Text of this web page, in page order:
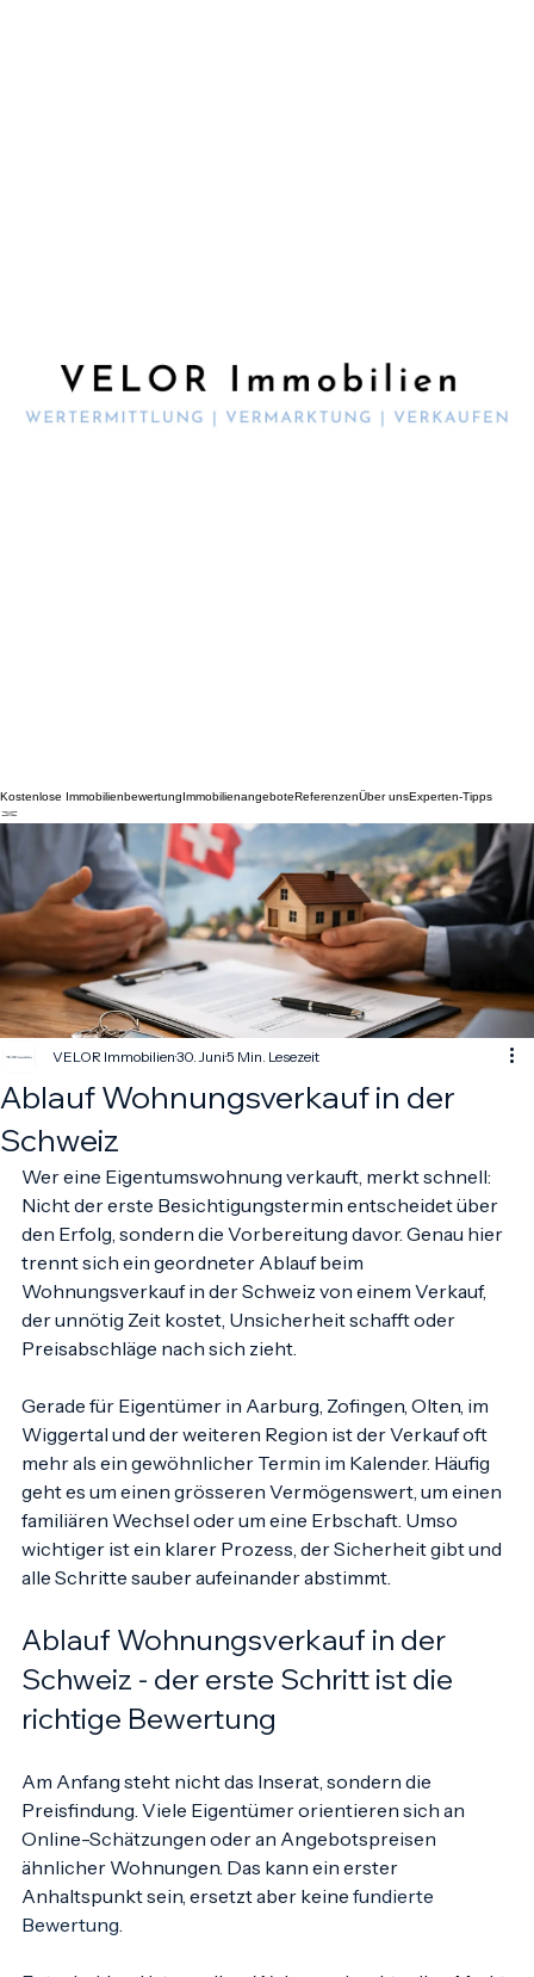
Kostenlose Immobilienbewertung Immobilienangebote Über unsExperten-Tipps
Ablauf Wohnungsverkauf in der
Schweiz
VELOR Immobilien30. Juni 5 Min. Lesezeit
Wer eine Eigentumswohnung verkauft, merkt schnell:
Nicht der erste Besichtigungstermin entscheidet über
den Erfolg, sondern die Vorbereitung davor. Genau hier
trennt sich ein geordneter Ablauf beim
Wohnungsverkauf in der Schweiz von einem Verkauf,
der unnötig Zeit kostet, Unsicherheit schafft oder
Gerade für Eigentümer in Aarburg, Zofingen, Olten, im
Wiggertal und der weiteren Region ist der Verkauf oft
mehr als ein gewöhnlicher Termin im Kalender. Häufig
geht es um einen grösseren Vermögenswert, um einen
familiären Wechsel oder um eine Erbschaft. Umso
wichtiger ist ein klarer Prozess, der Sicherheit gibt und
Ablauf Wohnungsverkauf in der
Schweiz - der erste Schritt ist die
Am Anfang steht nicht das Inserat, sondern die
Preisfindung. Viele Eigentümer orientieren sich an
Online-Schätzungen oder an Angebotspreisen
ähnlicher Wohnungen. Das kann ein erster
Anhaltspunkt sein, ersetzt aber keine